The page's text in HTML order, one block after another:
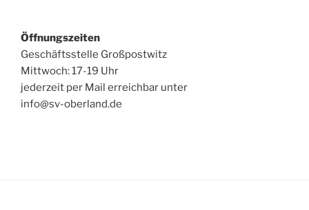
Öffnungszeiten
Geschäftsstelle Großpostwitz
Mittwoch: 17-19 Uhr
jederzeit per Mail erreichbar unter
info@sv-oberland.de